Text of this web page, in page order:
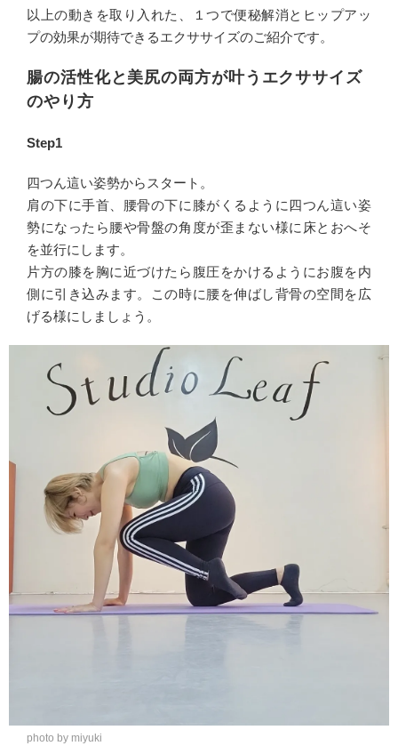
以上の動きを取り入れた、１つで便秘解消とヒップアッ
プの効果が期待できるエクササイズのご紹介です。
腸の活性化と美尻の両方が叶うエクササイズ
のやり方
Step1
四つん這い姿勢からスタート。
肩の下に手首、腰骨の下に膝がくるように四つん這い姿
勢になったら腰や骨盤の角度が歪まない様に床とおへそ
を並行にします。
片方の膝を胸に近づけたら腹圧をかけるようにお腹を内
側に引き込みます。この時に腰を伸ばし背骨の空間を広
げる様にしましょう。
photo by miyuki